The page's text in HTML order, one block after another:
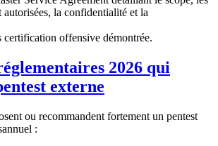
autorisées, la confidentialité et la
certification offensive démontrée.
2026 qui
externe
ou recommandent fortement un pentest
: